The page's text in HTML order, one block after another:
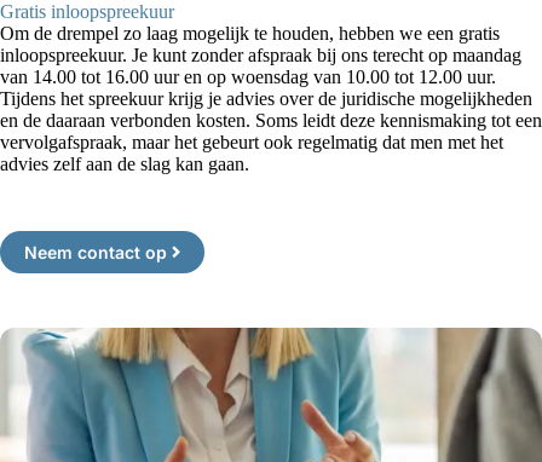
Gratis inloopspreekuur
Om de drempel zo laag mogelijk te houden, hebben we een gratis
inloopspreekuur. Je kunt zonder afspraak bij ons terecht op maandag
van 14.00 tot 16.00 uur en op woensdag van 10.00 tot 12.00 uur.
Tijdens het spreekuur krijg je advies over de juridische mogelijkheden
en de daaraan verbonden kosten. Soms leidt deze kennismaking tot een
vervolgafspraak, maar het gebeurt ook regelmatig dat men met het
advies zelf aan de slag kan gaan.
Neem contact op